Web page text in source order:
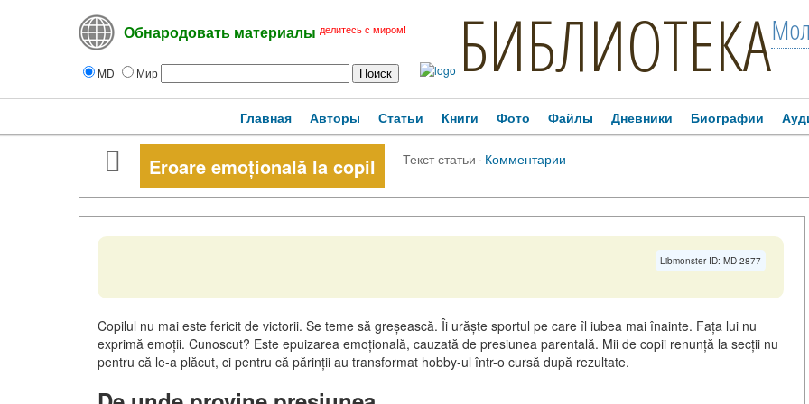
Обнародовать материалы делитесь с миром!
MD Мир БИБЛИОТЕКА
Главная Авторы Статьи Книги Фото Файлы Дневники Биографии
Eroare emoțională la copil Текст статьи · Комментарии
Libmonster ID: MD-2877
Copilul nu mai este fericit de victorii. Se teme să greșească. Îi urăște sportul pe care îl iubea mai înainte. Fața lui nu
exprimă emoții. Cunoscut? Este epuizarea emoțională, cauzată de presiunea parentală. Mii de copii renunță la secții nu
pentru că le-a plăcut, ci pentru că părinții au transformat hobby-ul într-o cursă după rezultate.